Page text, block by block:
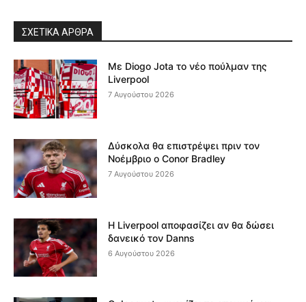
ΣΧΕΤΙΚΆ ΆΡΘΡΑ
Με Diogo Jota το νέο πούλμαν της
Liverpool
7 Αυγούστου 2026
Δύσκολα θα επιστρέψει πριν τον
Νοέμβριο ο Conor Bradley
7 Αυγούστου 2026
Η Liverpool αποφασίζει αν θα δώσει
δανεικό τον Danns
6 Αυγούστου 2026